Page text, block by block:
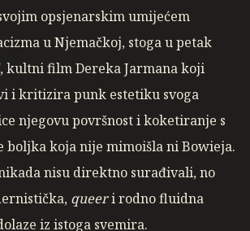
opsjenarskim umijećem
u Njemačkoj, stoga u petak
, kultni film Dereka Jarmana koji
i kritizira punk estetiku svoga
njegovupovršnost i koketiranje s
boljka koja nije mimoišla ni Bowieja.
nisu direktno surađivali, no
queeri rodno fluidna
iz istoga svemira.